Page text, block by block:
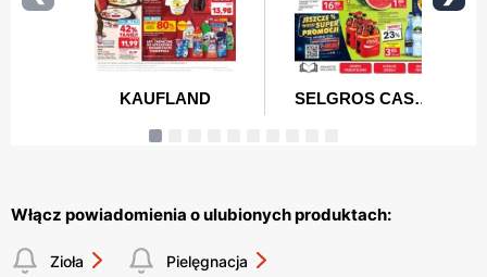
Włącz powiadomienia o ulubionych produktach:
Zioła Pielęgnacja